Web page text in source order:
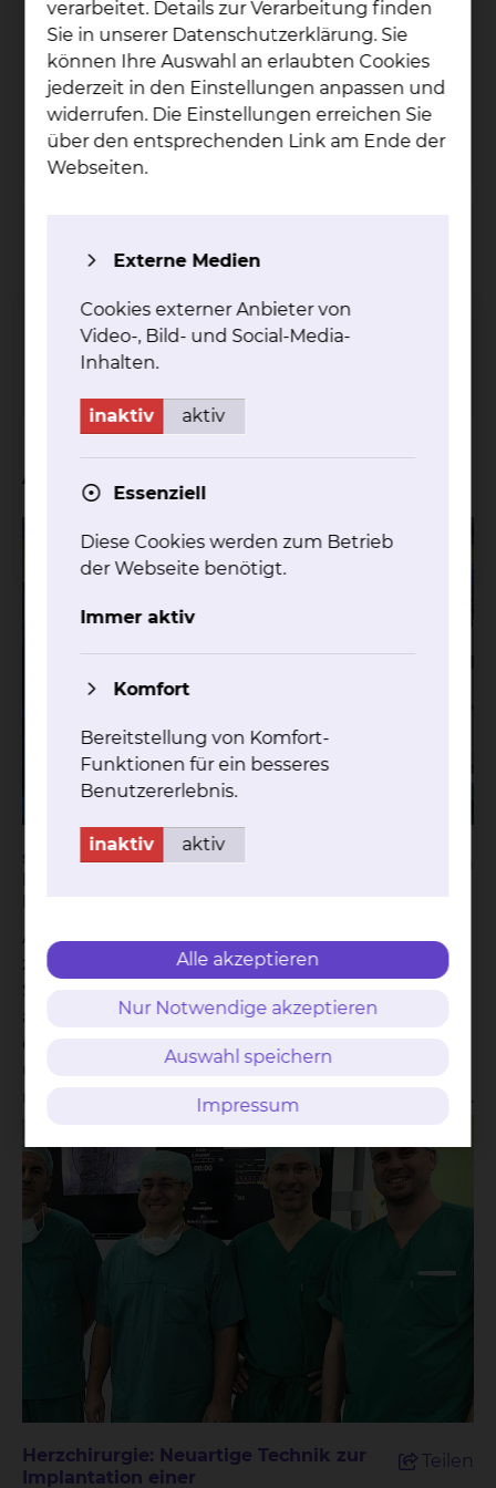
Fichtengrund 1, 38126 Braunschweig
Tel.:
+49 531 595 2213
Fax: +49 531 595 2658
Per E-Mail kontaktieren
mehr
Tel.:+49 531 595 2252
Fax: +49 531 595 2654
mehr
Aktuelles
skbs etabliert erstes integriertes
Am Städtischen Klinikum Braunschweig wächst
zusammen, was zusammengehört. Die
Spezialisten aus Kardiologie und Herzchirurgie
arbeiten ab jetzt zusammen im neu
eingerichteten integrierten Herzklappenzentrum,
um den Patientinnen und Patienten eine
maßgeschneiderte und überregional einzigartige
unseren Patientinnen und Patienten
ergebnisoffen die modernsten und
bestmöglichen Behandlungen anbieten”, erklärt
Prof. Dr. Tibor Kempf, Chefarzt der Kardiologie.
„Unsere Spezialisten aus Herzchirurgie und
Kardiologie besprechen täglich die Fälle im
Interdisziplinarität funktioniert nur, weil wir als
Maximalversorger dafür umfassende
Möglichkeiten haben.” Der Schritt hin zu einem
zusammengefassten Herzklappenzentrum ist
Herzklappenerkrankungen hat sich in den
Herzchirurgie: Neuartige Technik zur
Implantation einer
Teilen
verarbeitet. Details zur Verarbeitung finden
Sie in unserer Datenschutzerklärung. Sie
können Ihre Auswahl an erlaubten Cookies
jederzeit in den Einstellungen anpassen und
widerrufen. Die Einstellungen erreichen Sie
über den entsprechenden Link am Ende der
Webseiten.
Externe Medien
Cookies externer Anbieter von
Video-, Bild- und Social-Media-
Inhalten.
inaktiv aktiv
Essenziell
Diese Cookies werden zum Betrieb
der Webseite benötigt.
Immer aktiv
Komfort
Bereitstellung von Komfort-
Funktionen für ein besseres
Benutzererlebnis.
inaktiv aktiv
Alle akzeptieren
Nur Notwendige akzeptieren
Auswahl speichern
Impressum